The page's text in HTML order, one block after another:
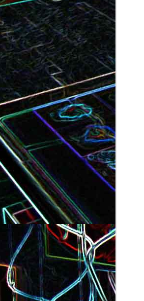
Tatin de tomates cerises à la
tapenade
Brownie au chocolat recouvert
de marshmallows fondus